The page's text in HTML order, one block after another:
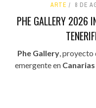
ARTE 8 DE
PHE GALLERY 2026
Phe Gallery, proyecto
emergente en Canarias